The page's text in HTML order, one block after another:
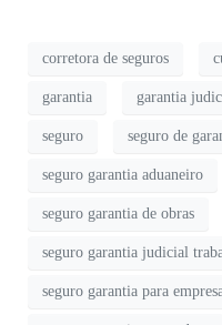
corretora de seguros
garantia garantia
seguro seguro de
seguro garantia aduaneiro
seguro garantia de obras
seguro garantia judicial
seguro garantia para